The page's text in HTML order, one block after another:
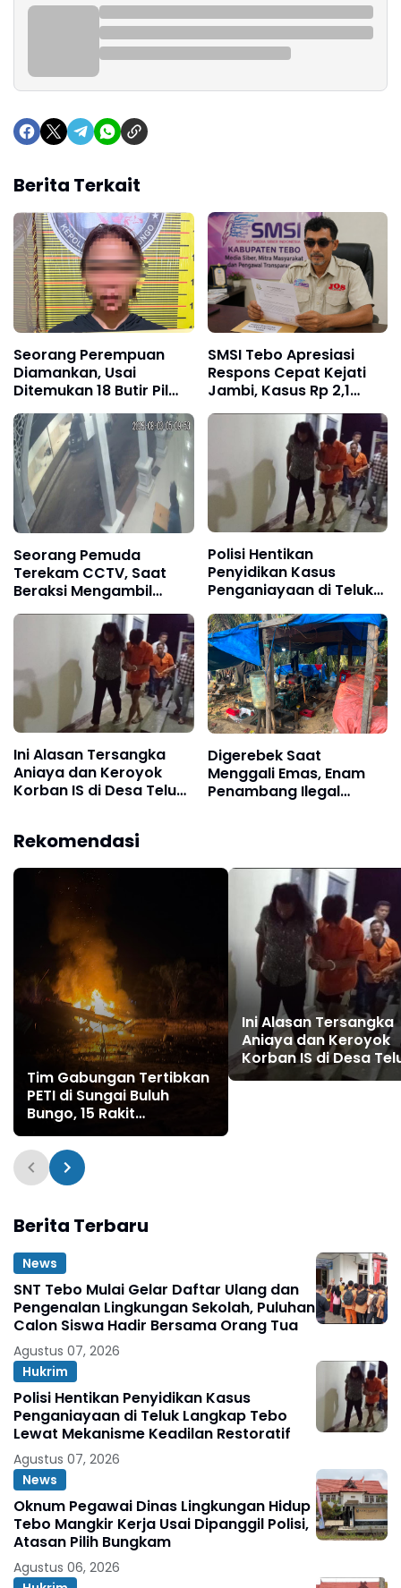
Berita Terkait
Seorang Perempuan
Diamankan, Usai
Ditemukan 18 Butir Pil
Ekstasi
SMSI Tebo Apresiasi
Respons Cepat Kejati
Jambi, Kasus Rp 2,1
Miliar PUPR Tebo
Kembali Disorot
Seorang Pemuda
Terekam CCTV, Saat
Beraksi Mengambil
Kotak Amal di Masjid Al
Polisi Hentikan
Penyidikan Kasus
Penganiayaan di Teluk
Mekanisme Keadilan
Restoratif
Ini Alasan Tersangka
Aniaya dan Keroyok
Korban IS di Desa Teluk
Digerebek Saat
Menggali Emas, Enam
Penambang Ilegal
Rekomendasi
Tim Gabungan Tertibkan
PETI di Sungai Buluh
Bungo, 15 Rakit
Penambangan Dibakar
Ini Alasan Tersangka
Aniaya dan Keroyok
Korban IS di Desa
Langkap
Berita Terbaru
News
SNT Tebo Mulai Gelar Daftar Ulang dan
Pengenalan Lingkungan Sekolah, Puluhan
Calon Siswa Hadir Bersama Orang Tua
Agustus 07, 2026
Hukrim
Polisi Hentikan Penyidikan Kasus
Penganiayaan di Teluk Langkap Tebo
Lewat Mekanisme Keadilan Restoratif
Agustus 07, 2026
News
Oknum Pegawai Dinas Lingkungan Hidup
Tebo Mangkir Kerja Usai Dipanggil Polisi,
Atasan Pilih Bungkam
Agustus 06, 2026